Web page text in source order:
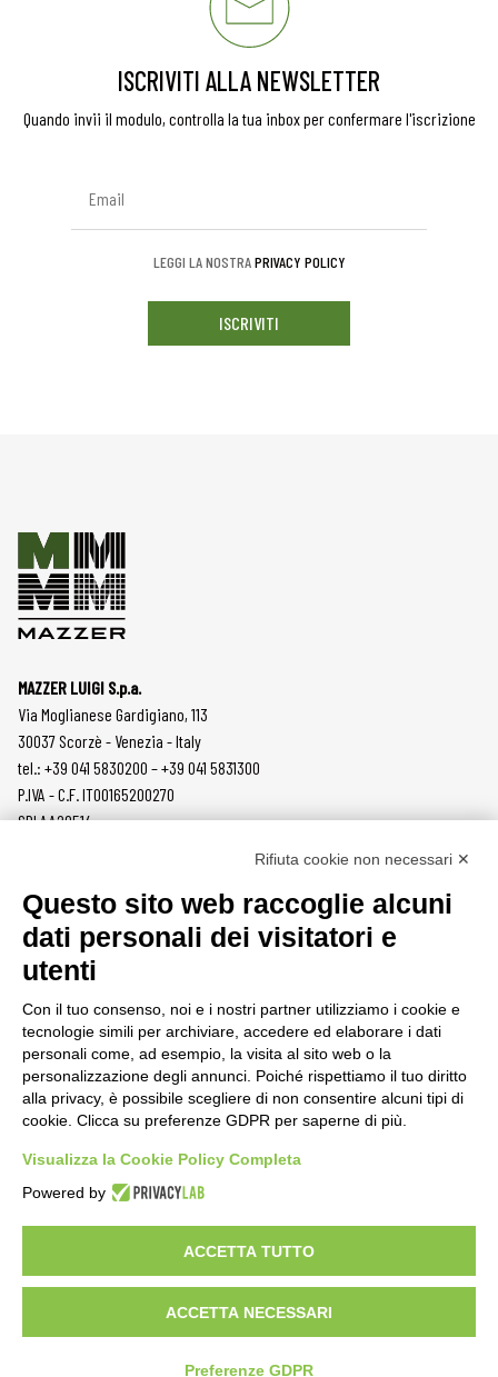
ISCRIVITI ALLA NEWSLETTER
Quando invii il modulo, controlla la tua inbox per confermare l'iscrizione
LEGGI LA NOSTRAPRIVACY POLICY
ISCRIVITI
MAZZER LUIGI S.p.a.
Via Moglianese Gardigiano, 113
30037 Scorzè - Venezia - Italy
tel.: +39 041 5830200 – +39 041 5831300
P.IVA - C.F. IT00165200270
SDI AA2O514
MACINACAFFÈ
ON DEMAND
DOSATORI
MACINE
ACCESSORI
AZIENDA
NEWS
PRIVACY POLICY
SEGNALAZIONI
AREA CLIENTI
CONDIZIONI DI VENDITA
RAEE
Rifiuta cookie non necessari ✕
Questo sito web raccoglie alcuni
dati personali dei visitatori e
utenti
Con il tuo consenso, noi e i nostri partner utilizziamo i cookie e
tecnologie simili per archiviare, accedere ed elaborare i dati
personali come, ad esempio, la visita al sito web o la
personalizzazione degli annunci. Poiché rispettiamo il tuo diritto
alla privacy, è possibile scegliere di non consentire alcuni tipi di
cookie. Clicca su preferenze GDPR per saperne di più.
Visualizza la Cookie Policy Completa
Powered by
ACCETTA TUTTO
ACCETTA NECESSARI
Preferenze GDPR